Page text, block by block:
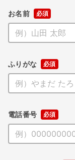
お名前
ふりがな
電話番号